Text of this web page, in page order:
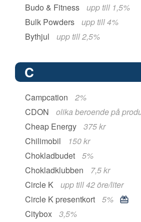
Budo & Fitness
upp till 1,5%
Bulk Powders
upp till 4%
Bythjul
upp till 2,5%
C
Campcation
2%
CDON
olika beroende på
Cheap Energy
375 kr
Chilimobil
150 kr
Chokladbudet
5%
Chokladklubben
7,5 kr
Circle K
upp till 42 öre/liter
Circle K presentkort
5%
Citybox
3,5%